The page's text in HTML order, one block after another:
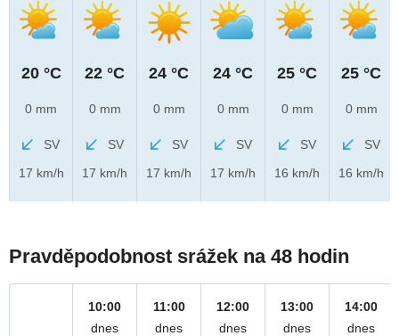
20 °C
0 mm
SV
17 km/h
22 °C
0 mm
SV
17 km/h
24 °C
0 mm
SV
17 km/h
24 °C
0 mm
SV
17 km/h
25 °C
0 mm
SV
16 km/h
25 °C
0 mm
SV
16 km/h
Pravděpodobnost srážek na 48 hodin
10:00
dnes
11:00
dnes
12:00
dnes
13:00
dnes
14:00
dnes